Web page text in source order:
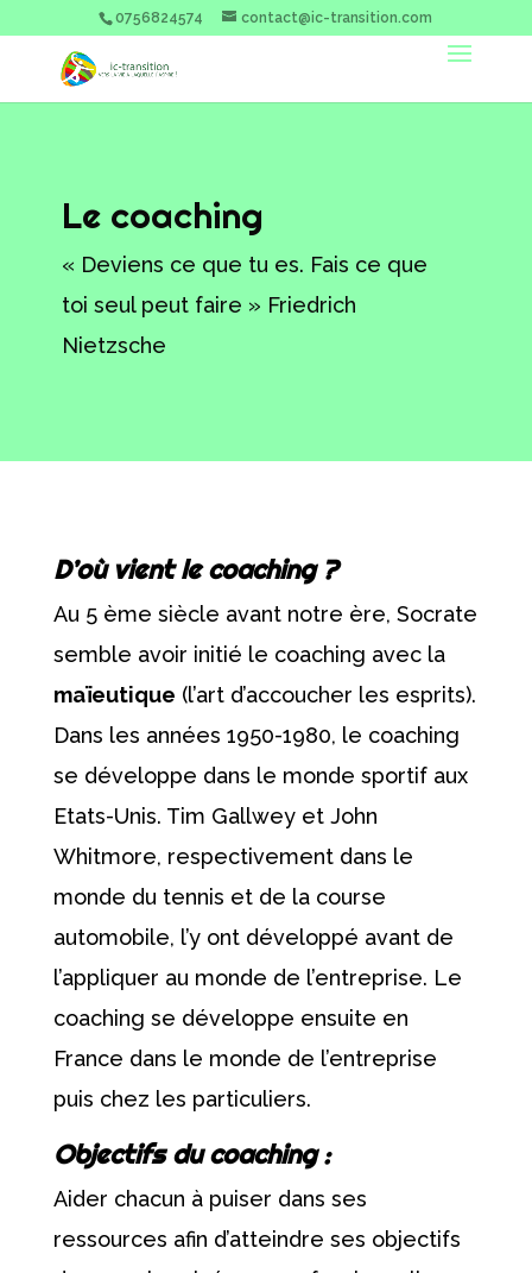
0756824574 contact@ic-transition.com
Le coaching
« Deviens ce que tu es. Fais ce que
toi seul peut faire » Friedrich
Nietzsche
D’où vient le coaching ?
Au 5 ème siècle avant notre ère, Socrate
semble avoir initié le coaching avec la
maïeutique (l’art d’accoucher les esprits).
Dans les années 1950-1980, le coaching
se développe dans le monde sportif aux
Etats-Unis. Tim Gallwey et John
Whitmore, respectivement dans le
monde du tennis et de la course
automobile, l’y ont développé avant de
l’appliquer au monde de l’entreprise. Le
coaching se développe ensuite en
France dans le monde de l’entreprise
puis chez les particuliers.
Objectifs du coaching :
Aider chacun à puiser dans ses
ressources afin d’atteindre ses objectifs